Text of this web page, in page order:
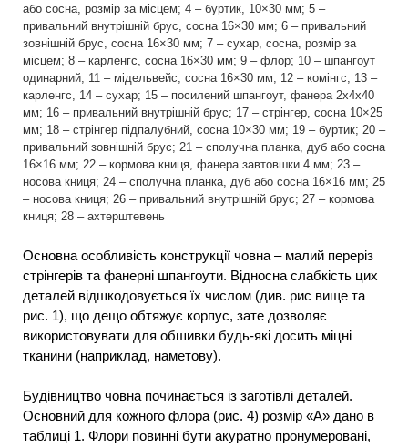
або сосна, розмір за місцем; 4 – буртик, 10×30 мм; 5 –
привальний внутрішній брус, сосна 16×30 мм; 6 – привальний
зовнішній брус, сосна 16×30 мм; 7 – сухар, сосна, розмір за
місцем; 8 – карленгс, сосна 16×30 мм; 9 – флор; 10 – шпангоут
одинарний; 11 – мідельвейс, сосна 16×30 мм; 12 – комінгс; 13 –
карленгс, 14 – сухар; 15 – посилений шпангоут, фанера 2x4x40
мм; 16 – привальний внутрішній брус; 17 – стрінгер, сосна 10×25
мм; 18 – стрінгер підпалубний, сосна 10×30 мм; 19 – буртик; 20 –
привальний зовнішній брус; 21 – сполучна планка, дуб або сосна
16×16 мм; 22 – кормова книця, фанера завтовшки 4 мм; 23 –
носова книця; 24 – сполучна планка, дуб або сосна 16×16 мм; 25
– носова книця; 26 – привальний внутрішній брус; 27 – кормова
книця; 28 – ахтерштевень
Основна особливість конструкції човна – малий переріз
стрінгерів та фанерні шпангоути. Відносна слабкість цих
деталей відшкодовується їх числом (див. рис вище та
рис. 1), що дещо обтяжує корпус, зате дозволяє
використовувати для обшивки будь-які досить міцні
тканини (наприклад, наметову).
Будівництво човна починається із заготівлі деталей.
Основний для кожного флора (рис. 4) розмір «А» дано в
таблиці 1. Флори повинні бути акуратно пронумеровані,